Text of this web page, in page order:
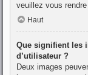
veuillez vous
Haut
Que signifient les
d’utilisateur ?
Deux images